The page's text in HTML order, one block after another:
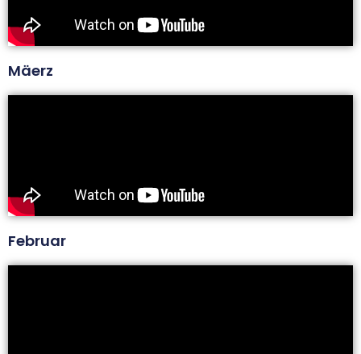
Mäerz
Februar